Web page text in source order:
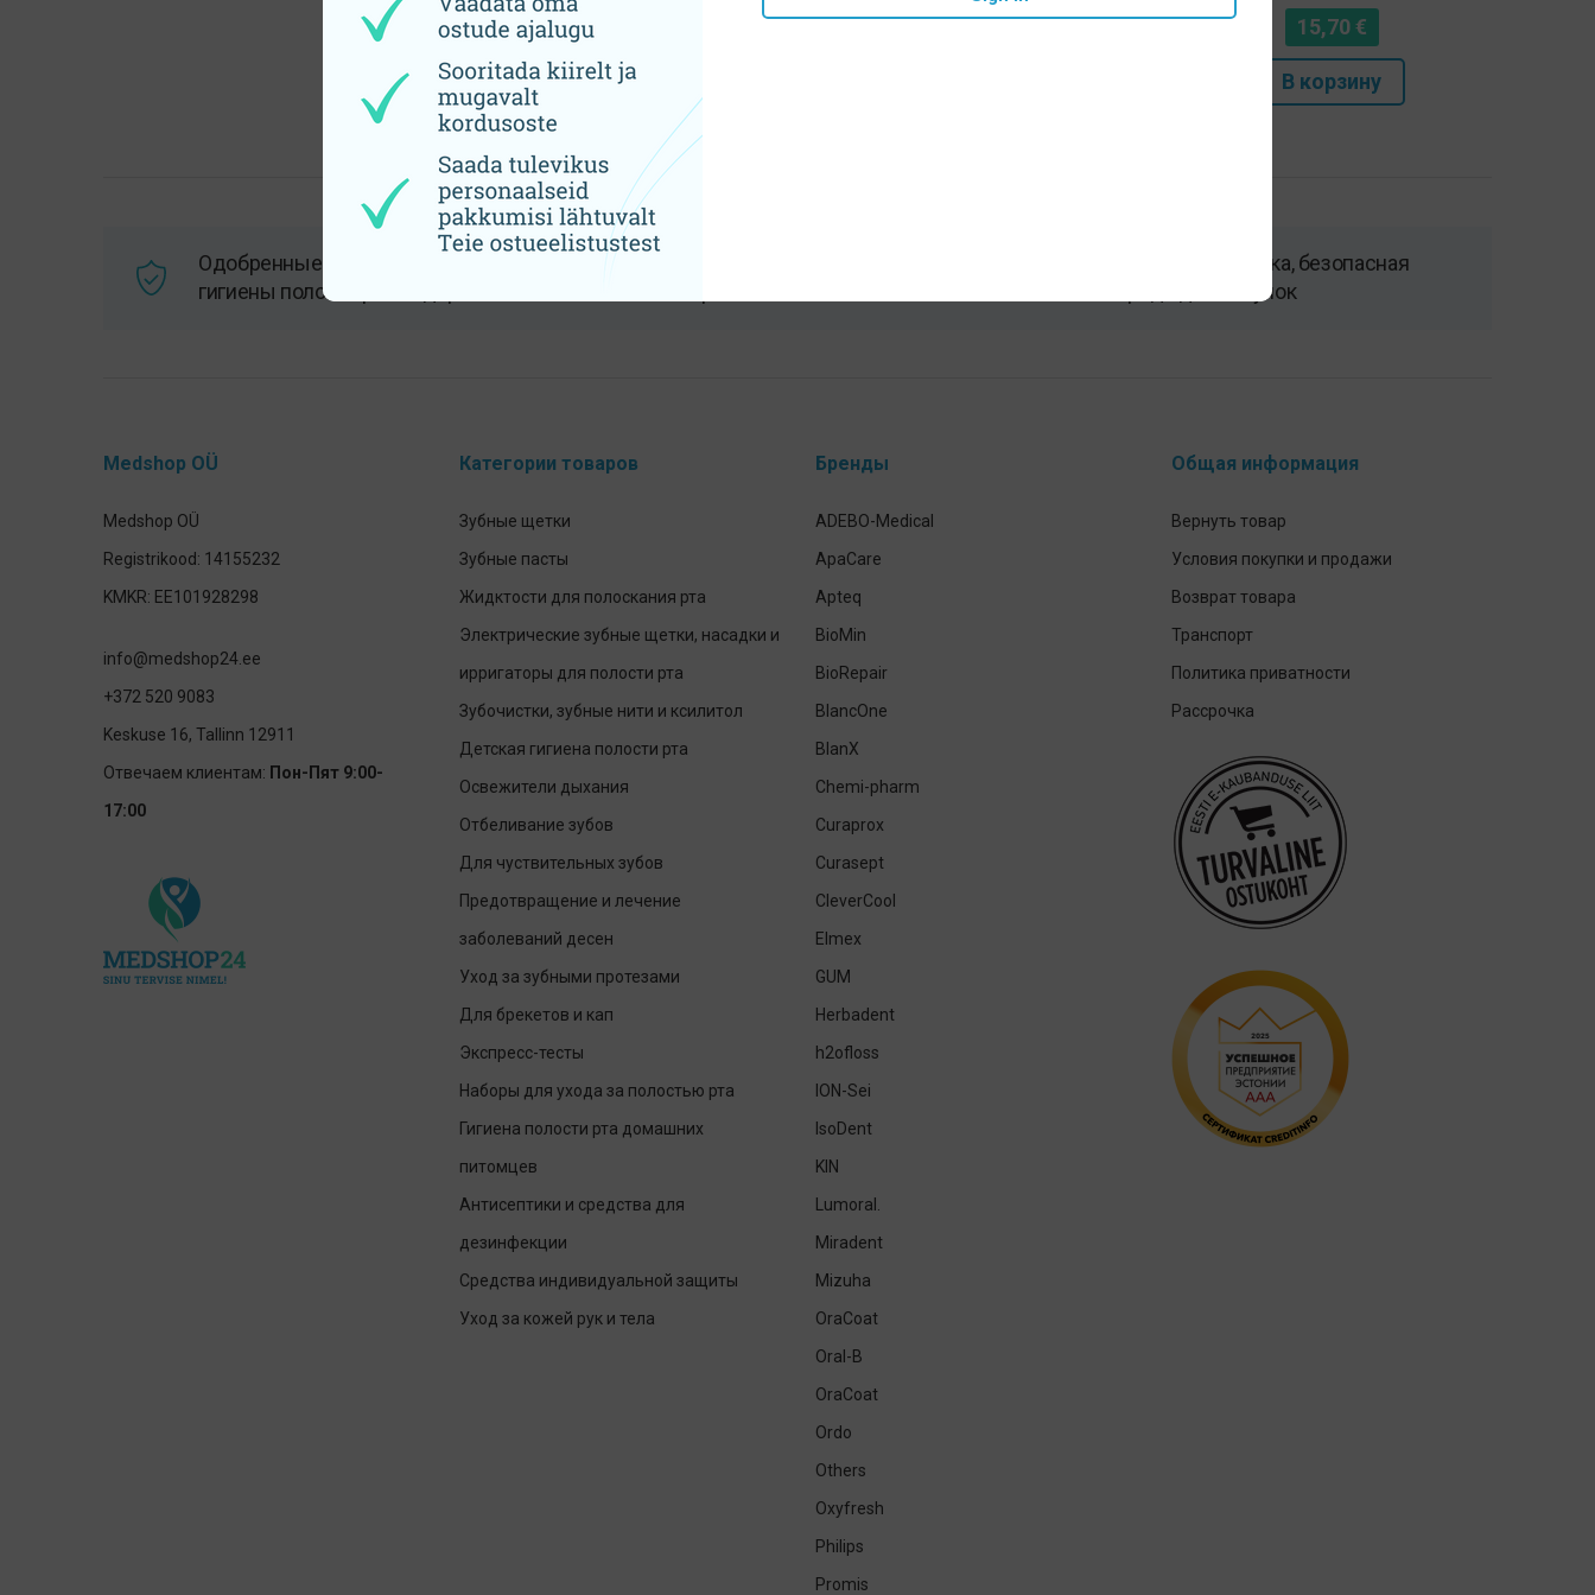
6,20
В корзину
5,60€ 15,70€
В корзину
Одобренные врачами товары для
гигиены полости рта и здоровья
Быстрая доставка, безопасная
среда для покупок
Medshop OÜ
Medshop OÜ
Registrikood: 14155232
KMKR: EE101928298
info@medshop24.ee
+372 520 9083
Keskuse 16, Tallinn 12911
Отвечаем клиентам: Пон-Пят 9:00-
17:00
Категории товаров
Зубные щетки
Зубные пасты
Жидктости для полоскания рта
Электрические зубные щетки, насадки и
ирригаторы для полости рта
Зубочистки, зубные нити и ксилитол
Детская гигиена полости рта
Освежители дыхания
Отбеливание зубов
Для чуствительных зубов
Предотвращение и лечение
заболеваний десен
Уход за зубными протезами
Для брекетов и кап
Экспресс-тесты
Наборы для ухода за полостью рта
Гигиена полости рта домашних
питомцев
Антисептики и средства для
дезинфекции
Средства индивидуальной защиты
Уход за кожей рук и тела
Бренды
ADEBO-Medical
ApaCare
Apteq
BioMin
BioRepair
BlancOne
BlanX
Chemi-pharm
Curaprox
Curasept
CleverCool
Elmex
GUM
Herbadent
h2ofloss
ION-Sei
IsoDent
KIN
Lumoral.
Miradent
Mizuha
OraCoat
Oral-B
OraCoat
Ordo
Others
Oxyfresh
Philips
Promis
Общая информация
Вернуть товар
Условия покупки и продажи
Возврат товара
Транспорт
Политика приватности
Рассрочка